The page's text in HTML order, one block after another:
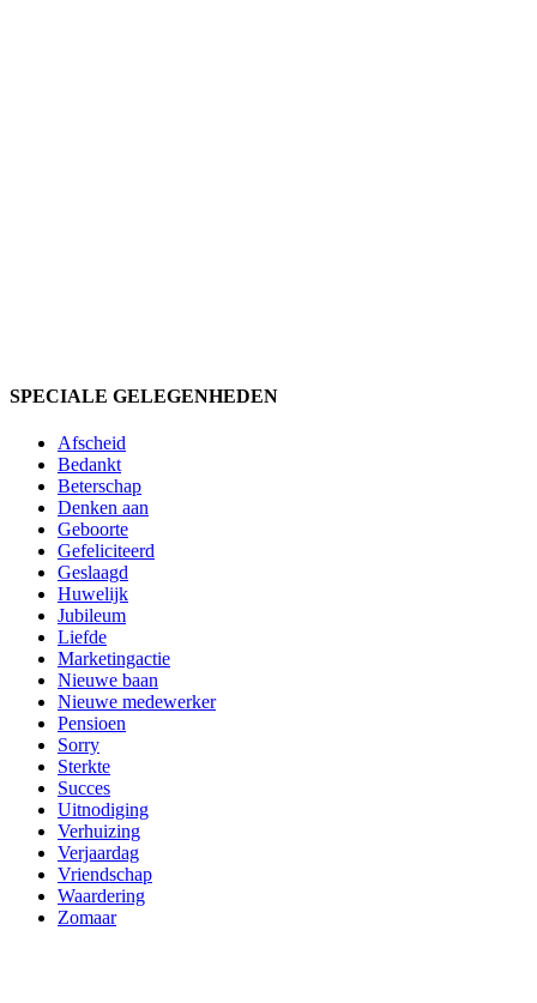
SPECIALE GELEGENHEDEN
Afscheid
Bedankt
Beterschap
Denken aan
Geboorte
Gefeliciteerd
Geslaagd
Huwelijk
Jubileum
Liefde
Marketingactie
Nieuwe baan
Nieuwe medewerker
Pensioen
Sorry
Sterkte
Succes
Uitnodiging
Verhuizing
Verjaardag
Vriendschap
Waardering
Zomaar